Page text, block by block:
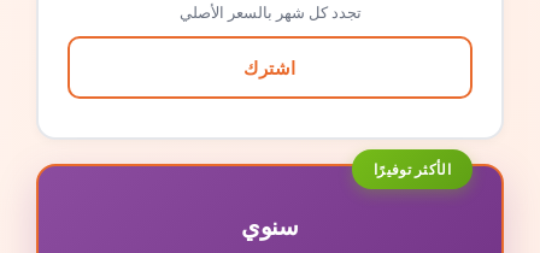
تجدد كل شهر بالسعر الأصلي
اشترك
الأكثر توفيرًا
سنوي